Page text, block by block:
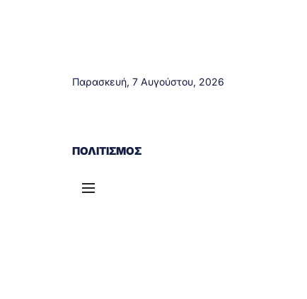
Παρασκευή, 7 Αυγούστου, 2026
ΠΟΛΙΤΙΣΜΌΣ